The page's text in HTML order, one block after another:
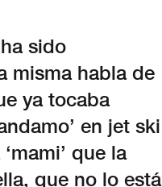
sido
misma habla de
ya tocaba
en jet ski
que la
que no lo está